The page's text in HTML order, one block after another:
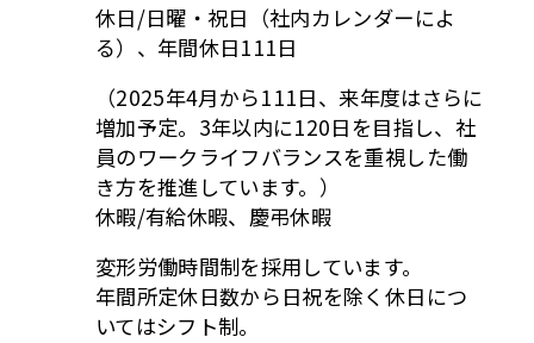
休日/日曜・祝日（社内カレンダーによ
る）、年間休日111日
（2025年4月から111日、来年度はさらに
増加予定。3年以内に120日を目指し、社
員のワークライフバランスを重視した働
き方を推進しています。）
休暇/有給休暇、慶弔休暇
変形労働時間制を採用しています。
年間所定休日数から日祝を除く休日につ
いてはシフト制。